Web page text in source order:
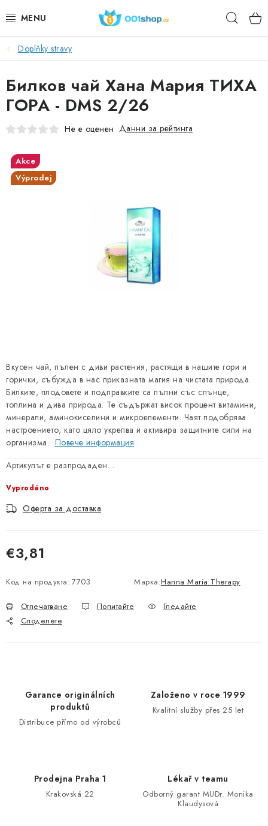
към
DOPLŇKY STRAVY
КОЗМЕТИКА
СПОРТ
ТЕМИ
Natural Health Store
Речник на понятия
Карта на сървъра
Моята поръчка
Doplňky stravy
Вкусен чай, пълен с диви растения, растящи в нашите гори и
горички, събужда в нас приказната магия на чистата природа.
Билките, плодовете и подправките са пълни със слънце,
топлина и дива природа. Те съдържат висок процент витамини,
минерали, аминокиселини и микроелементи. Чаят подобрява
настроението, като цяло укрепва и активира защитните сили на
организма. Повече информация
Артикулът е разпродаден…
Vyprodáno
Оферта за доставка
€3,81
Код на продукта: 7703 Марка:Hanna Maria Therapy
Отпечатване Попитайте
Гледайте
Споделете
Билков чай ​​Хана Мария ТИХА
ГОРА - DMS 2/26
Не е оценен Данни за рейтинга
Akce
Výprodej
Garance originálních
produktů
Distribuce přímo od výrobců
Založeno v roce 1999
Kvalitní služby přes 25 let
Prodejna Praha 1
Krakovská 22
Lékař v teamu
Odborný garant MUDr. Monika
Klaudysová